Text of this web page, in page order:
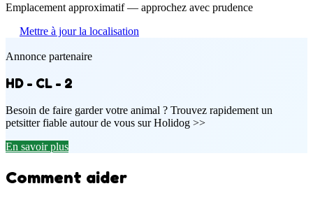
Emplacement approximatif — approchez avec prudence
Mettre à jour la localisation
Annonce partenaire
HD - CL - 2
Besoin de faire garder votre animal ? Trouvez rapidement un
petsitter fiable autour de vous sur Holidog >>
En savoir plus
Comment aider